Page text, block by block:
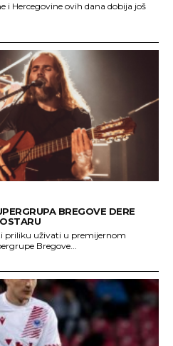
i Hercegovine ovih dana dobija još
BREGOVE DERE
priliku uživati u premijernom
Bregove...